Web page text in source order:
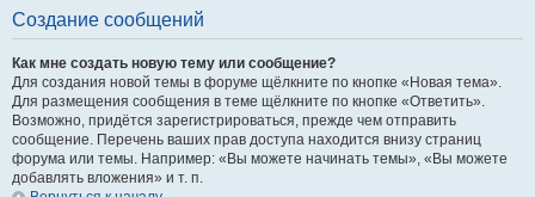
Создание сообщений
Как мне создать новую тему или сообщение?
Для создания новой темы в форуме щёлкните по кнопке «Новая тема».
Для размещения сообщения в теме щёлкните по кнопке «Ответить».
Возможно, придётся зарегистрироваться, прежде чем отправить
сообщение. Перечень ваших прав доступа находится внизу страниц
форума или темы. Например: «Вы можете начинать темы», «Вы можете
добавлять вложения» и т. п.